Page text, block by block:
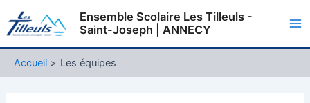
au
Ensemble Scolaire Les Tilleuls -
Saint-Joseph | ANNECY
Accueil Les équipes